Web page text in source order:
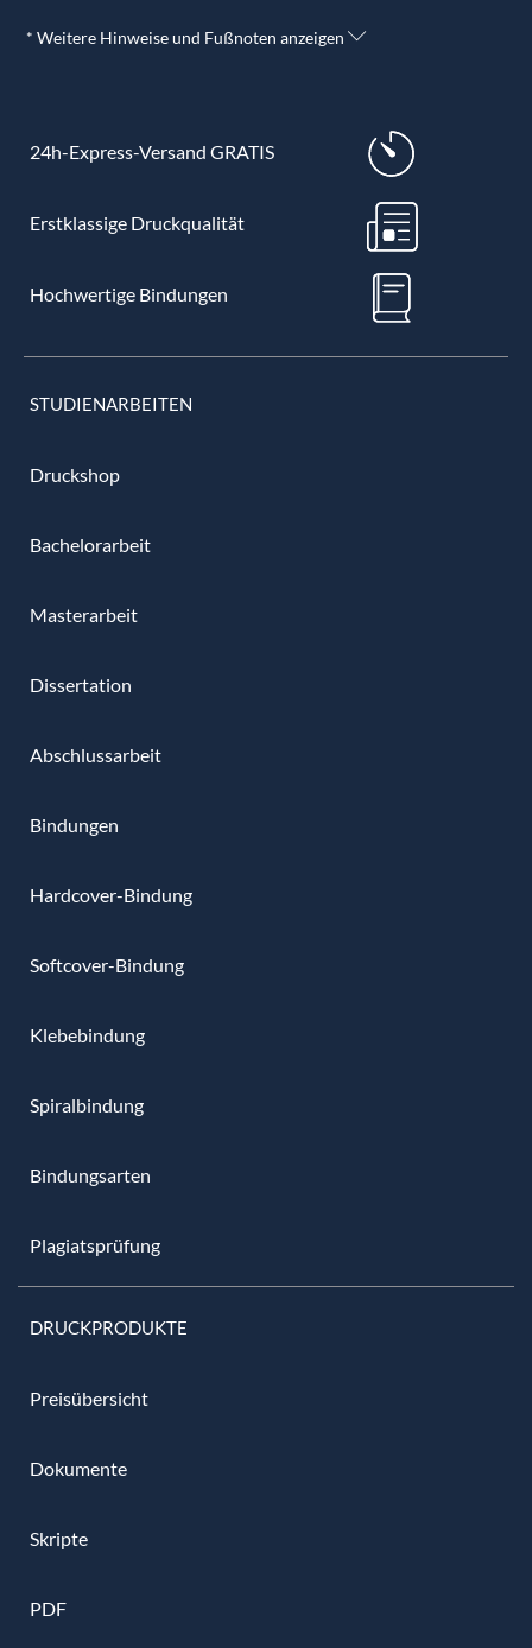
* Weitere Hinweise und Fußnoten anzeigen
24h-Express-Versand GRATIS
Erstklassige Druckqualität
Hochwertige Bindungen
STUDIENARBEITEN
Druckshop
Bachelorarbeit
Masterarbeit
Dissertation
Abschlussarbeit
Bindungen
Hardcover-Bindung
Softcover-Bindung
Klebebindung
Spiralbindung
Bindungsarten
Plagiatsprüfung
DRUCKPRODUKTE
Preisübersicht
Dokumente
Skripte
PDF